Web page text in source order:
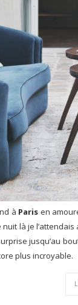
à Paris en
nuit là je
jusqu’au
plus incroyable.